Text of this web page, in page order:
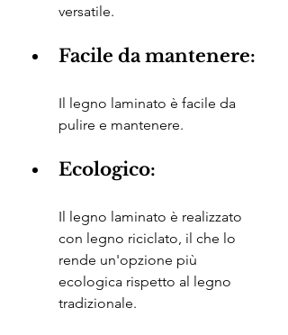
versatile.
Facile da mantenere:
Il legno laminato è facile da
pulire e mantenere.
Ecologico:
Il legno laminato è realizzato
con legno riciclato, il che lo
rende un'opzione più
ecologica rispetto al legno
tradizionale.